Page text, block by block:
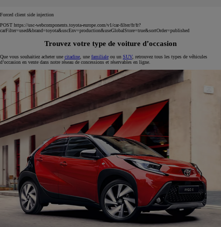
Forced client side injection
POST https://usc-webcomponents.toyota-europe.com/v1/car-filter/fr/fr?
carFilter=used&brand=toyota&uscEnv=production&useGlobalStore=true&sortOrder=published
Trouvez votre type de voiture d’occasion
Que vous souhaitiez acheter une citadine , une familiale ou un SUV, retrouvez tous les types de véhicules
d’occasion en vente dans notre réseau de concessions et réservables en ligne.